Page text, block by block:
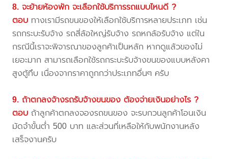
8. จะย้ายห้องพัก จะเลือกใช้บริการรถแบบไหนดี ?
ตอบ ทางเรามีรถขนของให้เลือกใช้บริการหลายประเภท เช่น
รถกระบะรับจ้าง รถสี่ล้อใหญ่รับจ้าง รถหกล้อรับจ้าง แต่ใน
กรณีนี้เราจะพิจารณาของลูกค้าเป็นหลัก หากดูแล้วของไม่
เยอะมาก สามารถเลือกใช้รถกระบะรับจ้างขนของแบบหลังคา
สูงตู้ทึบ เนื่องจากราคาถูกกว่าประเภทอื่นๆ ครับ
9. ถ้าตกลงจ้างรถรับจ้างขนของ ต้องจ่ายเงินอย่างไร ?
ตอบ ถ้าลูกค้าตกลงจองรถขนของ จะรบกวนลูกค้าโอนเงิน
มัดจำขั้นต่ำ 500 บาท และส่วนที่เหลือให้กับพนักงานหลัง
เสร็จงานครับ